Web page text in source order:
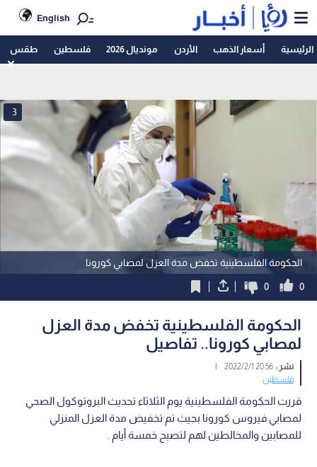
English
الرئيسية أسعار الذهب الأردن مونديال 2026 فلسطين طقس
الحكومة الفلسطينية تخفض مدة العزل لمصابي كورونا
3
0
0
الحكومة الفلسطينية تخفض مدة العزل
لمصابي كورونا.. تفاصيل
نشر :20:56 2022/2/1
|
فلسطين
قررت الحكومة الفلسطينية يوم الثلاثاء تحديث البروتوكول الصحي
لمصابي فيروس كورونا بحيث تم تخفيض مدة العزل المنزلي
للمصابين والمخالطين لهم لتصبح خمسة أيام .